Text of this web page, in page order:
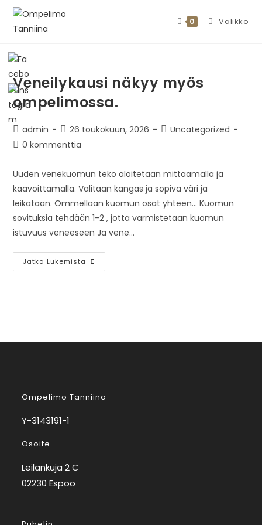
0 Valikko
Veneilykausi näkyy myös
ompelimossa.
admin 26 toukokuun, 2026
Uncategorized
0 kommenttia
Uuden venekuomun teko aloitetaan mittaamalla ja
kaavoittamalla. Valitaan kangas ja sopiva väri ja
leikataan. Ommellaan kuomun osat yhteen... Kuomun
sovituksia tehdään 1-2 , jotta varmistetaan kuomun
istuvuus veneeseen Ja vene…
Jatka Lukemista
Ompelimo Tanniina
Y-3143191-1
Osoite
Leilankuja 2 C
02230 Espoo